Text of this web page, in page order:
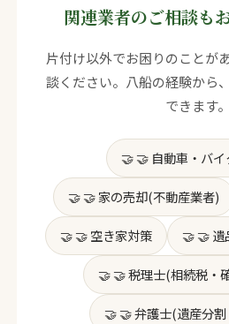
関連業者のご相談も
片付け以外でお困りのことが
談ください。八船の経験から
できます。
🤝 自動車・バ
🤝 家の売却(不動産業者)
🤝 空き家対策 🤝
🤝 税理士(相続税・
🤝 弁護士(遺産分